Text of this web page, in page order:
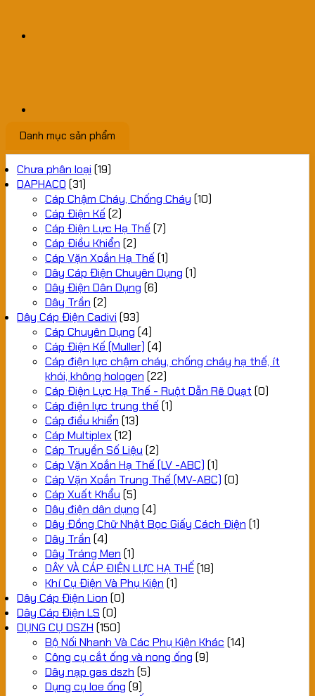
Danh mục sản phẩm
Chưa phân loại (19)
DAPHACO (31)
Cáp Chậm Cháy, Chống Cháy (10)
Cáp Điện Kế (2)
Cáp Điện Lực Hạ Thế (7)
Cáp Điều Khiển (2)
Cáp Vặn Xoắn Hạ Thế (1)
Dây Cáp Điện Chuyên Dụng (1)
Dây Điện Dân Dụng (6)
Dây Trần (2)
Dây Cáp Điện Cadivi (93)
Cáp Chuyên Dụng (4)
Cáp Điện Kế (Muller) (4)
Cáp điện lực chậm cháy, chống cháy hạ thế, ít
khói, không hologen (22)
Cáp Điện Lực Hạ Thế - Ruột Dẫn Rẽ Quạt (0)
Cáp điện lực trung thế (1)
Cáp điều khiển (13)
Cáp Multiplex(12)
Cáp Truyền Số Liệu (2)
Cáp Vặn Xoắn Hạ Thế (LV -ABC) (1)
Cáp Vặn Xoắn Trung Thế (MV-ABC) (0)
Cáp Xuất Khẩu (5)
Dây điện dân dụng (4)
Dây Đồng Chữ Nhật Bọc Giấy Cách Điện (1)
Dây Trần (4)
Dây Tráng Men (1)
DÂY VÀ CÁP ĐIỆN LỰC HẠ THẾ(18)
Khí Cụ Điện Và Phụ Kiện (1)
Dây Cáp Điện Lion (0)
Dây Cáp Điện LS (0)
DỤNG CỤ DSZH (150)
Bộ Nối Nhanh Và Các Phụ Kiện Khác (14)
Công cụ cắt ống và nong ống (9)
Dây nạp gas dszh (5)
Dụng cụ loe ống (9)